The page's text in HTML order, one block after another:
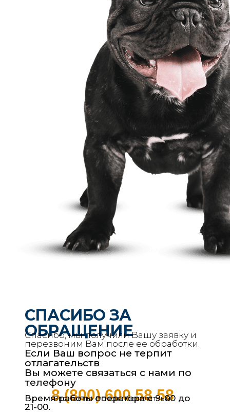
СПАСИБО ЗА
ОБРАЩЕНИЕ
Спасибо, мы получили Вашу заявку и
перезвоним Вам после ее обработки.
Если Ваш вопрос не терпит
отлагательств
Вы можете связаться с нами по
телефону
8 (800) 600 58 58
Звонок по России бесплатный
Время работы оператора с 9-00 до
21-00.